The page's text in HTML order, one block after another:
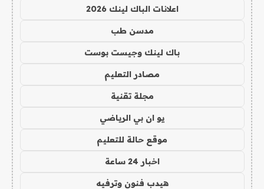
اعلانات الباك لينك 2026
مدسن طب
باك لينك وجيست بوست
مصادر التعليم
مجلة تقنية
يو ان بي الرياضي
موقع حالة للتعليم
اخبار 24 ساعة
هيدب فنون وترفيه